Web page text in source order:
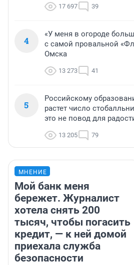
17 697 39
4
«У меня в огороде
с самой провальной
Омска
13 273 41
5
Российскому
растет число
это не повод для
13 205 79
МНЕНИЕ
Мой банк меня
бережет. Журналист
хотела снять 200
тысяч, чтобы погасить
кредит, — к ней домой
приехала служба
безопасности